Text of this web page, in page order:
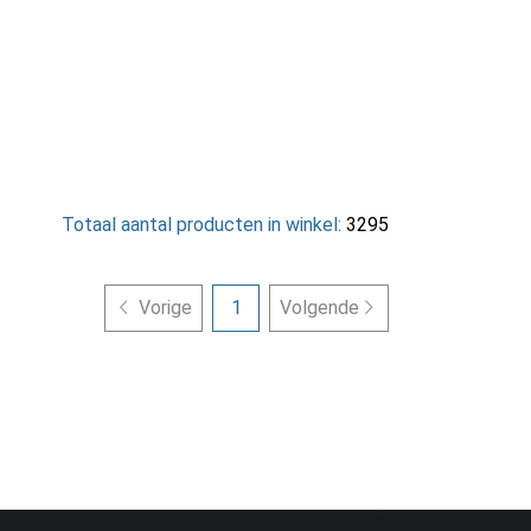
Totaal aantal producten in winkel: 3295
Vorige 1 Volgende